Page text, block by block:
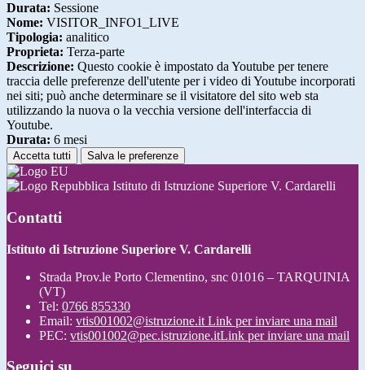
Durata: Sessione
Nome: VISITOR_INFO1_LIVE
Tipologia: analitico
Proprieta: Terza-parte
Descrizione: Questo cookie è impostato da Youtube per tenere
traccia delle preferenze dell'utente per i video di Youtube incorporati
nei siti; può anche determinare se il visitatore del sito web sta
utilizzando la nuova o la vecchia versione dell'interfaccia di
Youtube.
Durata: 6 mesi
Accetta tutti Salva le preferenze
Istituto di Istruzione Superiore V. Cardarelli
Contatti
Istituto di Istruzione Superiore V. Cardarelli
Strada Prov.le Porto Clementino, snc 01016 – TARQUINIA
(VT)
Tel: 0766 855330
Email: vtis001002@istruzione.it Link per inviare una mail
PEC: vtis001002@pec.istruzione.itLink per inviare una mail
Seguici su